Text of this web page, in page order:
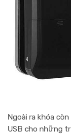
Ngoài ra khóa
USB cho những